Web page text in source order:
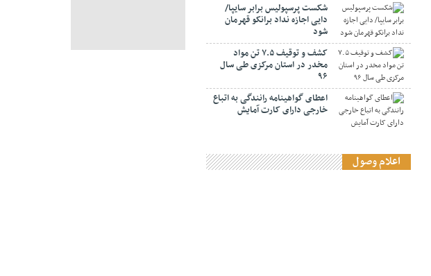
شکست پرسپولیس برابر سایپا/
دایی اجازه نداد برانکو قهرمان
شود
کشف و توقیف ۷.۵ تن مواد
مخدر در استان مرکزی طی سال
۹۶
اعطای گواهینامه رانندگی به اتباع
خارجی دارای کارت آمایش
اعلام وصول